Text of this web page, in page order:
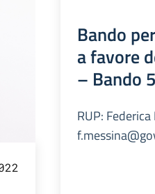
Bando
a favore
– Bando
RUP: